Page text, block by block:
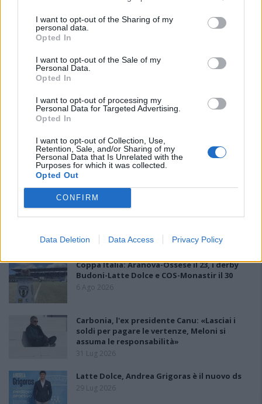
I want to opt-out of the Sharing of my
personal data.
Opted In
I want to opt-out of the Sale of my
Personal Data.
Opted In
I want to opt-out of processing my
Personal Data for Targeted Advertising.
Opted In
I want to opt-out of Collection, Use,
Retention, Sale, and/or Sharing of my
Personal Data that Is Unrelated with the
Purposes for which it was collected.
Opted Out
CONFIRM
Data Deletion Data Access Privacy Policy
PIÙ LETTI OGGI
Il Selargius rinforza il centrocampo con
Manuel Rinino e Samuele Vacca
6 Ago 2026
Le 5 sarde ancora nel girone G con 8 squadre
laziali, 4 campane e la novità dei molisani del
6 Ago 2026
Coppa Italia: Aranova-Ossese il 23, i derby
Budoni-Latte Dolce e COS-Monastir il 30
6 Ago 2026
Carbonia, l'ex presidente Canu: «Lasciai i
soldi per pagare le vertenze, Meloni si
assuma le responsabilità»
31 Lug 2026
Latte Dolce, Andrea Grigoras è il nuovo ds
29 Lug 2026